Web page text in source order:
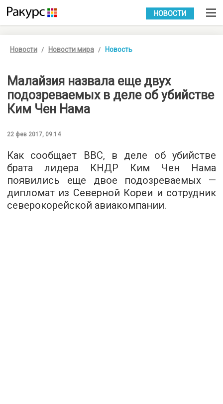
УКР РУС
НОВОСТИ
Новости Новости мира Новость
Малайзия назвала еще двух
подозреваемых в деле об убийстве
Ким Чен Нама
22 фев 2017, 09:14
Как сообщает ВВС, в деле об убийстве
брата лидера КНДР Ким Чен Нама
появились еще двое подозреваемых —
дипломат из Северной Кореи и сотрудник
северокорейской авиакомпании.